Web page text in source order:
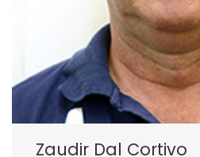
Zaudir Dal Cortivo